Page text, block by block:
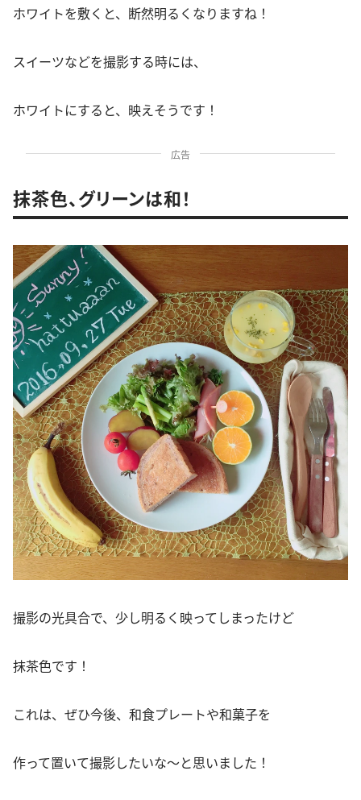
ホワイトを敷くと、断然明るくなりますね！
スイーツなどを撮影する時には、
ホワイトにすると、映えそうです！
広告
抹茶色、グリーンは和！
撮影の光具合で、少し明るく映ってしまったけど
抹茶色です！
これは、ぜひ今後、和食プレートや和菓子を
作って置いて撮影したいな〜と思いました！